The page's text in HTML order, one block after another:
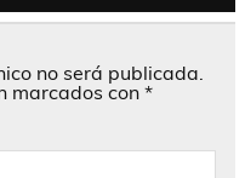
no será publicada.
marcados con *